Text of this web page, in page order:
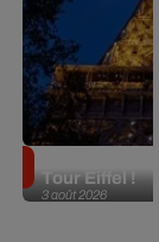
3 août 2026
Tour Eiffel !